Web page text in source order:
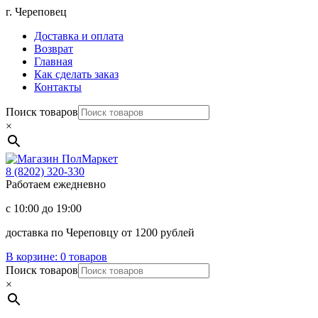
Перейти
содержимому
г. Череповец
Доставка и оплата
Возврат
Главная
Как сделать заказ
Контакты
Поиск товаров
×
Магазин
8 (8202) 320-330
Работаем ежедневно
с 10:00 до 19:00
доставка по Череповцу от 1200 рублей
В корзине: 0 товаров
Поиск товаров
×